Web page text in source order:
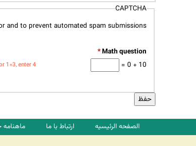
CAPTCHA
to prevent automated spam submissions.
*
10 + 0 =
1+3, enter 4.
الصفحه الرئیسیه ارتباط با ما ماهنامه